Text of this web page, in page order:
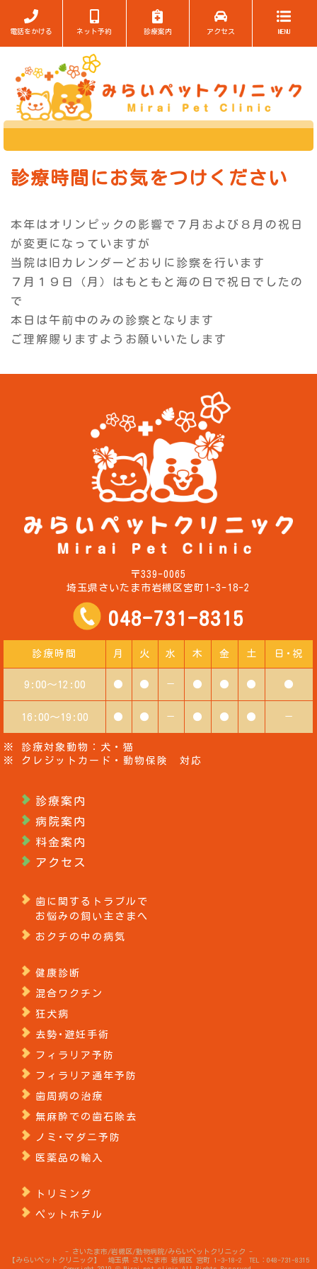
電話をかける ネット予約 診療案内 アクセス MENU
診療時間にお気をつけください
本年はオリンピックの影響で７月および８月の祝日
が変更になっていますが
当院は旧カレンダーどおりに診察を行います
７月１９日（月）はもともと海の日で祝日でしたの
で
本日は午前中のみの診察となります
ご理解賜りますようお願いいたします
〒339-0065
埼玉県さいたま市岩槻区宮町1-3-18-2
048-731-8315
診療時間 月 火 水 木 金 土 日･祝
9:00～12:00 ● ● － ● ● ● ●
16:00～19:00 ● ● － ● ● ● －
※ 診療対象動物：犬・猫
※ クレジットカード・動物保険 対応
診療案内
病院案内
料金案内
アクセス
歯に関するトラブルで
お悩みの飼い主さまへ
おクチの中の病気
健康診断
混合ワクチン
狂犬病
去勢･避妊手術
フィラリア予防
フィラリア通年予防
歯周病の治療
無麻酔での歯石除去
ノミ･マダニ予防
医薬品の輸入
トリミング
ペットホテル
- さいたま市/岩槻区/動物病院/みらいペットクリニック -
【みらいペットクリニック】 埼玉県 さいたま市 岩槻区 宮町 1-3-18-2 TEL：048-731-8315